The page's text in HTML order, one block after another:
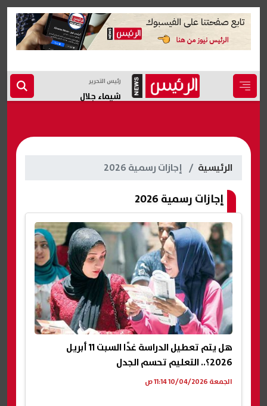
رئيس التحرير
شيماء جلال
الرئيسية إجازات رسمية 2026
إجازات رسمية 2026
هل يتم تعطيل الدراسة غدًا السبت 11 أبريل
2026؟.. التعليم تحسم الجدل
الجمعة 10/04/2026 11:14 ص